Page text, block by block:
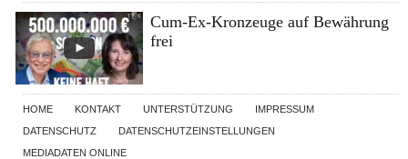
Cum-Ex-Kronzeuge auf Bewährung
frei
HOME KONTAKT UNTERSTÜTZUNG
IMPRESSUM
DATENSCHUTZ
DATENSCHUTZEINSTELLUNGEN
MEDIADATEN ONLINE